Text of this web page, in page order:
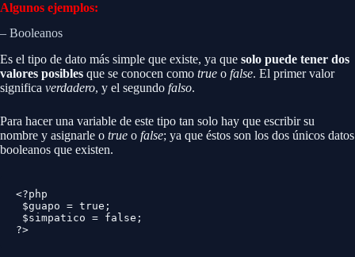
Algunos ejemplos:
– Booleanos
Es el tipo de dato más simple que existe, ya que solo puede tener dos
valores posibles que se conocen como true o false. El primer valor
significa verdadero, y el segundo falso.
Para hacer una variable de este tipo tan solo hay que escribir su
nombre y asignarle o true o false; ya que éstos son los dos únicos datos
booleanos que existen.
<?php
$guapo = true;
$simpatico = false;
?>